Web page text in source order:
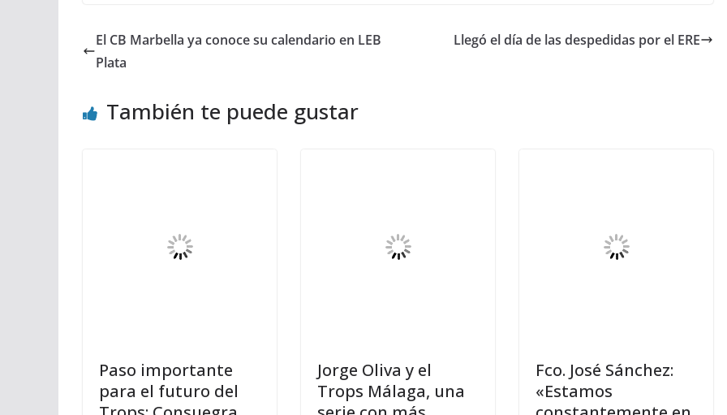
El CB Marbella ya conoce su calendario en LEB
Plata
Llegó el día de las despedidas por el ERE
También te puede gustar
Paso importante
para el futuro del
Jorge Oliva y el
Trops Málaga, una
Fco. José Sánchez:
«Estamos